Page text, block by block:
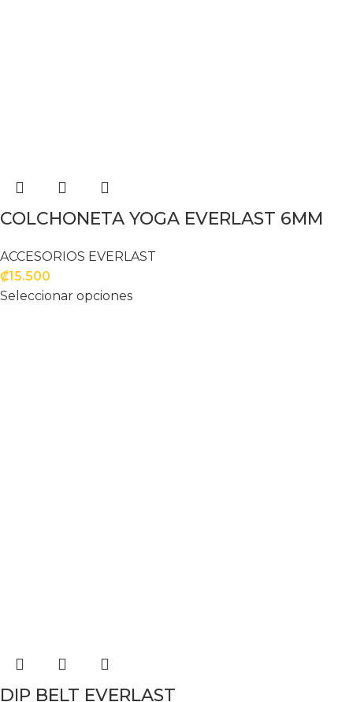
COLCHONETA YOGA EVERLAST 6MM
ACCESORIOS EVERLAST
₡15.500
Seleccionar opciones
DIP BELT EVERLAST